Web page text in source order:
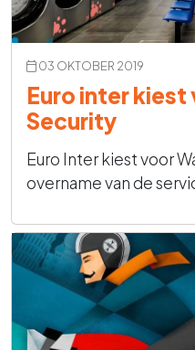
03 OKTOBER 2019
Euro inter kiest
Security
Euro Inter kiest voor
overname van de